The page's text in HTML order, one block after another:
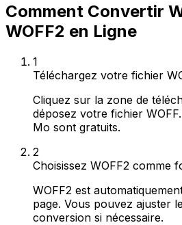
Comment Convertir
WOFF2 en Ligne
1
Téléchargez votre fichier
Cliquez sur la zone de
déposez votre fichier
Mo sont gratuits.
2
Choisissez WOFF2 comme
WOFF2 est
page. Vous pouvez ajuster
conversion si nécessaire.